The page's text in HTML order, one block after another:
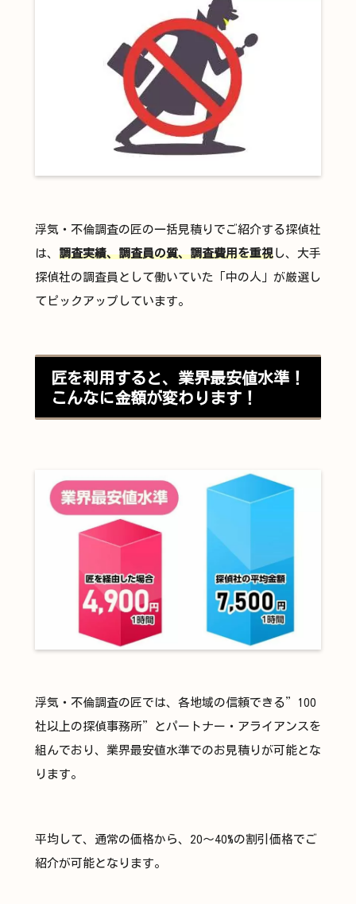
浮気・不倫調査の匠の一括見積りでご紹介する探偵社
は、 調査実績、調査員の質、調査費用を重視 し、大手
探偵社の調査員として働いていた「中の人」が厳選し
てピックアップしています。
匠を利用すると、業界最安値水準！
こんなに金額が変わります！
浮気・不倫調査の匠では、各地域の信頼できる”100
社以上の探偵事務所”とパートナー・アライアンスを
組んでおり、業界最安値水準でのお見積りが可能とな
ります。
平均して、通常の価格から、20〜40%の割引価格でご
紹介が可能となります。